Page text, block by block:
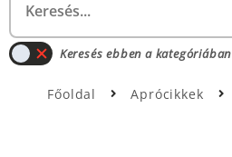
Keresés ebben a kategóriában
Főoldal Aprócikkek